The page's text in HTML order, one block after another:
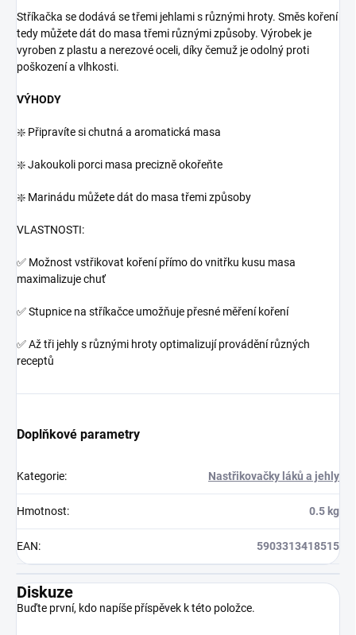
Stříkačka se dodává se třemi jehlami s různými hroty. Směs koření
tedy můžete dát do masa třemi různými způsoby. Výrobek je
vyroben z plastu a nerezové oceli, díky čemuž je odolný proti
poškození a vlhkosti.
VÝHODY
❇️ Připravíte si chutná a aromatická masa
❇️ Jakoukoli porci masa precizně okořeňte
❇️ Marinádu můžete dát do masa třemi způsoby
VLASTNOSTI:
✅ Možnost vstřikovat koření přímo do vnitřku kusu masa
maximalizuje chuť
✅ Stupnice na stříkačce umožňuje přesné měření koření
✅ Až tři jehly s různými hroty optimalizují provádění různých
receptů
Doplňkové parametry
Kategorie: Nastřikovačky láků a jehly
Hmotnost: 0.5 kg
EAN: 5903313418515
Diskuze
Buďte první, kdo napíše příspěvek k této položce.